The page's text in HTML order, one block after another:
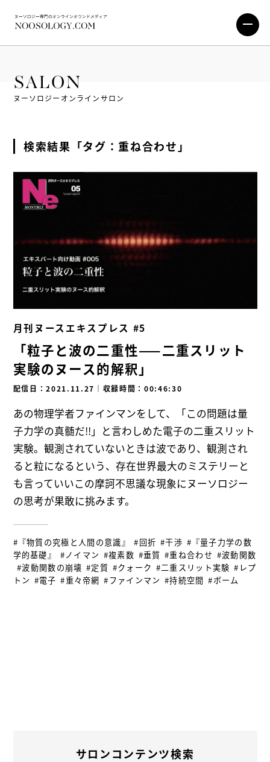
SALON
ヌーソロジーオンラインサロン
検索結果「タグ：重ね合わせ」
月刊ヌースエキスプレス #5
「粒子と波の二重性——二重スリット
実験のヌース的解釈」
配信日：2021.11.27 ｜ 収録時間：00:46:30
あの物理学者ファインマンをして、「この問題は量
子力学の真髄だ!!」と言わしめた電子の二重スリット
実験。観測されていないときは波であり、観測され
ると粒になるという、存在世界最大のミステリーと
も言っていいこの摩訶不思議な現象にヌーソロジー
の思考が果敢に挑みます。
#『物質の究極と人間の意識』 #回折 #干渉 #『量子力学の数
学的基礎』
#ノイマン #複素数 #垂質 #重ね合わせ #波動関数
#波動関数の崩壊 #定質 #クォーク #二重スリット実験 #レプ
トン #電子 #重々帝網 #ファインマン #持続空間 #ボーム
サロンコンテンツ検索